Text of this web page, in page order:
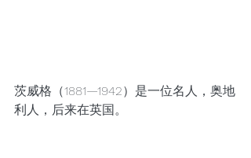
茨威格（1881—1942）是一位名人，奥地
利人，后来在英国。